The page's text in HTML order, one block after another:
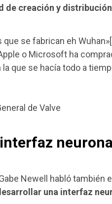
de creación y
se fabrican eh
o Microsoft ha
la que se hacía todo a
de Valve
Newell habló
una interfaz